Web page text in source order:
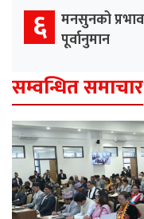
६ मनसुनको
पूर्वानुमान
सम्वन्धित समाचार